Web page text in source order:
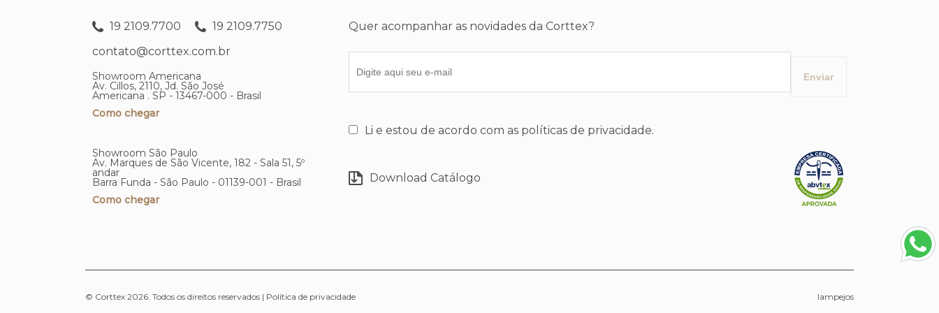
19 2109.7700
19 2109.7750
contato@corttex.com.br
Showroom Americana
Av. Cillos, 2110, Jd. São José
Americana . SP - 13467-000 - Brasil
Como chegar
Showroom São Paulo
Av. Marques de São Vicente, 182 - Sala 51, 5º
andar
Barra Funda - São Paulo - 01139-001 - Brasil
Como chegar
Quer acompanhar as novidades da Corttex?
Li e estou de acordo com as políticas de privacidade.
Download Catálogo
© Corttex 2026. Todos os direitos reservados | Política de privacidade lampejos